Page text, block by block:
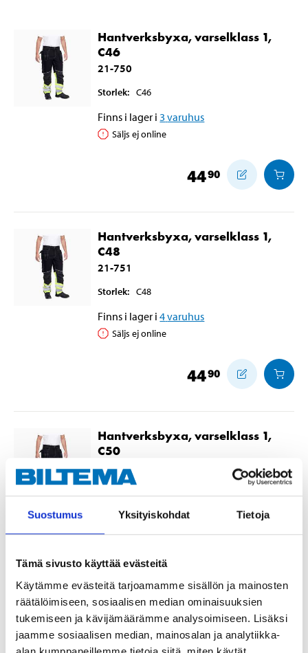
Suostumus Yksityiskohdat Tietoja
Tämä sivusto käyttää evästeitä
Käytämme evästeitä tarjoamamme sisällön ja mainosten
räätälöimiseen, sosiaalisen median ominaisuuksien
tukemiseen ja kävijämäärämme analysoimiseen. Lisäksi
jaamme sosiaalisen median, mainosalan ja analytiikka-
Hantverksbyxa, varselklass 1,
C46
21-750
Storlek: C46
Finns i lager i 3 varuhus
Säljs ej online
4490
Hantverksbyxa, varselklass 1,
C48
21-751
Storlek: C48
Finns i lager i 4varuhus
Säljs ej online
4490
Hantverksbyxa, varselklass 1,
C50
21-752
Finns i lager i3varuhus
Säljs ej online
Hantverksbyxa, varselklass 1,
C52